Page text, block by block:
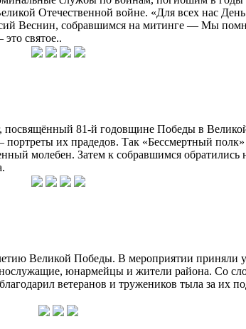
Отечественной войне. «Для всех нас
Веснин, собравшимся на митинге — Мы
святое..
81-й годовщине Победы в
их прадедов. Так «Бессмертный
молебен. Затем к собравшимся обратились
Великой Победы. В мероприятии приняли
юнармейцы и жители района. Со
ветеранов и тружеников тыла за их